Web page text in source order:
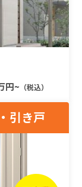
円~ （税込）
引き戸